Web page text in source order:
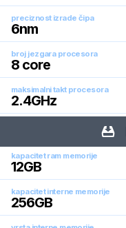
preciznost izrade čipa
6nm
broj jezgara procesora
8 core
maksimalni takt procesora
2.4GHz
kapacitet ram memorije
12GB
kapacitet interne memorije
256GB